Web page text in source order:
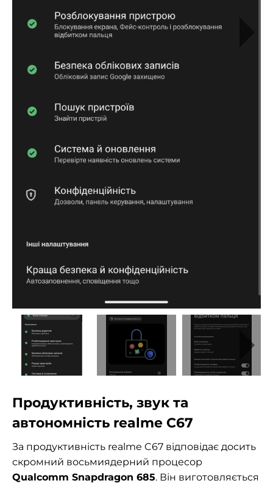
Продуктивність, звук та
автономність realme C67
За продуктивність realme C67 відповідає досить
скромний восьмиядерний процесор
Qualcomm Snapdragon 685. Він виготовляється